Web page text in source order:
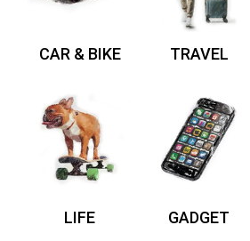
CAR & BIKE TRAVEL
LIFE GADGET